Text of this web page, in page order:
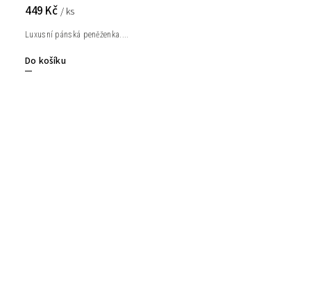
449 Kč / ks
Do košíku
Luxusní pánská peněženka....